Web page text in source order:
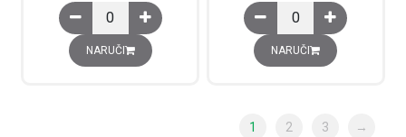
Izlazna rešetka s filterom za ventilator, IP54,
NARUČI
Izlazna rešetka s
NARUČI
1 2 3 →